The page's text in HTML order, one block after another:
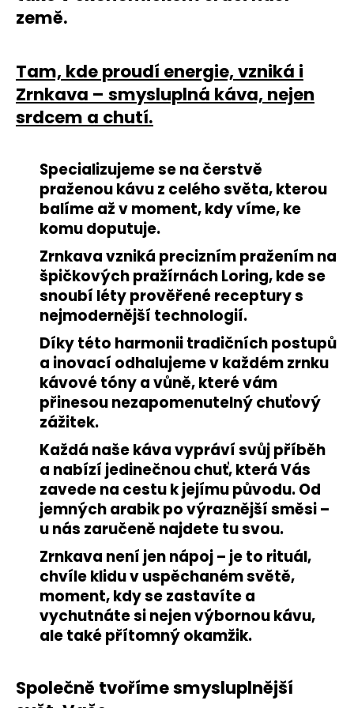
země.
Tam, kde proudí energie, vzniká i
Zrnkava – smysluplná káva, nejen
srdcem a chutí.
Specializujeme se na čerstvě
praženou kávu z celého světa, kterou
balíme až v moment, kdy víme, ke
komu doputuje.
Zrnkava vzniká precizním pražením na
špičkových pražírnách Loring, kde se
snoubí léty prověřené receptury s
nejmodernější technologií.
Díky této harmonii tradičních postupů
a inovací odhalujeme v každém zrnku
kávové tóny a vůně, které vám
přinesou nezapomenutelný chuťový
zážitek.
Každá naše káva vypráví svůj příběh
a nabízí jedinečnou chuť, která Vás
zavede na cestu k jejímu původu. Od
jemných arabik po výraznější směsi –
u nás zaručeně najdete tu svou.
Zrnkava není jen nápoj – je to rituál,
chvíle klidu v uspěchaném světě,
moment, kdy se zastavíte a
vychutnáte si nejen výbornou kávu,
ale také přítomný okamžik.
Společně tvoříme smysluplnější